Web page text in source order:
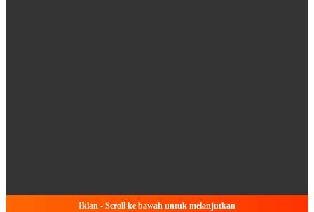
Iklan - Scroll ke bawah untuk melanjutkan